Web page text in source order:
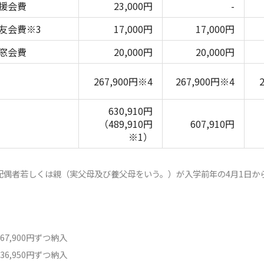
会費 23,000円
-
会費※3
17,000円
17,000円
会費
20,000円 20,000円
267,900円※4 267,900円※4
630,910円
（489,910円
※1）
607,910円
偶者若しくは親（実父母及び養父母をいう。）が入学前年の4月1日
円ずつ納入
円ずつ納入